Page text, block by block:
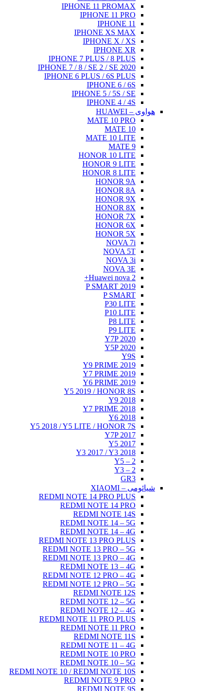
IPHONE 11 PROMAX
IPHONE 11 PRO
IPHONE 11
IPHONE XS MAX
IPHONE X / XS
IPHONE XR
IPHONE 7 PLUS / 8 PLUS
IPHONE 7 / 8 / SE 2 / SE 2020
IPHONE 6 PLUS / 6S PLUS
IPHONE 6 / 6S
IPHONE 5 / 5S / SE
IPHONE 4 / 4S
هواوی – HUAWEI
MATE 10 PRO
MATE 10
MATE 10 LITE
MATE 9
HONOR 10 LITE
HONOR 9 LITE
HONOR 8 LITE
HONOR 9A
HONOR 8A
HONOR 9X
HONOR 8X
HONOR 7X
HONOR 6X
HONOR 5X
NOVA 7i
NOVA 5T
NOVA 3i
NOVA 3E
Huawei nova 2+
P SMART 2019
P SMART
P30 LITE
P10 LITE
P8 LITE
P9 LITE
Y7P 2020
Y5P 2020
Y9 PRIME 2019
Y7 PRIME 2019
Y6 PRIME 2019
Y5 2019 / HONOR 8S
Y9 2018
Y7 PRIME 2018
Y6 2018
Y5 2018 / Y5 LITE / HONOR 7S
Y7P 2017
Y5 2017
Y3 2017 / Y3 2018
شیائومی – XIAOMI
REDMI NOTE 14 PRO PLUS
REDMI NOTE 14 PRO
REDMI NOTE 14S
REDMI NOTE 14 – 5G
REDMI NOTE 14 – 4G
REDMI NOTE 13 PRO PLUS
REDMI NOTE 13 PRO – 5G
REDMI NOTE 13 PRO – 4G
REDMI NOTE 13 – 4G
REDMI NOTE 12 PRO – 4G
REDMI NOTE 12 PRO – 5G
REDMI NOTE 12S
REDMI NOTE 12 – 5G
REDMI NOTE 12 – 4G
REDMI NOTE 11 PRO PLUS
REDMI NOTE 11 PRO
REDMI NOTE 11S
REDMI NOTE 11 – 4G
REDMI NOTE 10 PRO
REDMI NOTE 10 – 5G
REDMI NOTE 10 / REDMI NOTE 10S
REDMI NOTE 9 PRO
REDMI NOTE 9S